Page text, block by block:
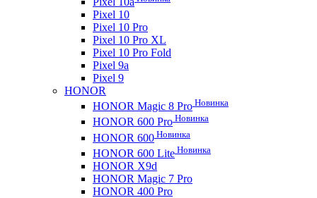
Pixel 10
Pixel 10 Pro
Pixel 10 Pro XL
Pixel 10 Pro Fold
Pixel 9a
Pixel 9
HONOR
HONOR Magic 8 Pro Новинка
HONOR 600 Pro Новинка
HONOR 600 Новинка
HONOR 600 Lite Новинка
HONOR X9d
HONOR Magic 7 Pro
HONOR 400 Pro